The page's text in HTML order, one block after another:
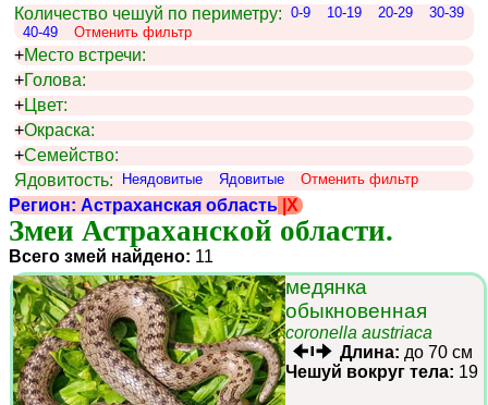
Количество чешуй по периметру: 0-9 10-19 20-29
30-39
40-49
Отменить фильтр
+Место встречи:
+Голова:
+Цвет:
+Окраска:
+Семейство:
Ядовитость:
Неядовитые Ядовитые Отменить фильтр
Регион: Астраханская область |X
Змеи Астраханской области.
Всего змей найдено: 11
медянка
обыкновенная
coronella austriaca
Длина: до 70 см
Чешуй вокруг тела: 19